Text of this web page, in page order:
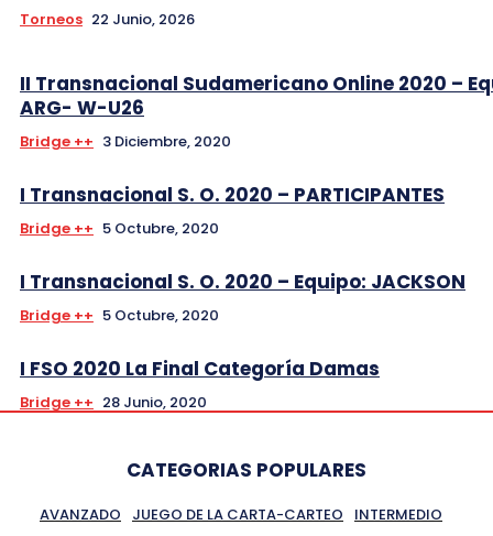
Torneos 22 Junio, 2026
II Transnacional Sudamericano Online 2020 –
ARG- W-U26
Bridge ++ 3 Diciembre, 2020
I Transnacional S. O. 2020 – PARTICIPANTES
Bridge ++ 5 Octubre, 2020
I Transnacional S. O. 2020 – Equipo: JACKSON
Bridge ++ 5 Octubre, 2020
I FSO 2020 La Final Categoría Damas
Bridge ++ 28 Junio, 2020
CATEGORIAS POPULARES
AVANZADO JUEGO DE LA CARTA-CARTEO
INTERMEDIO